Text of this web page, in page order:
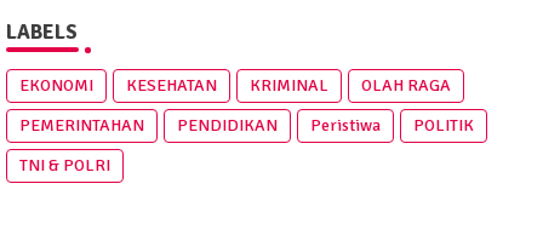
LABELS
EKONOMI KESEHATAN KRIMINAL
OLAH RAGA
PEMERINTAHAN
PENDIDIKAN Peristiwa
POLITIK
TNI & POLRI